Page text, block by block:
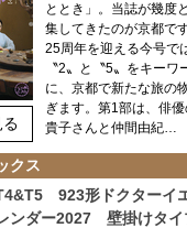
ととき」。当誌が幾度
集してきたのが京都で
25周年を迎える今号で
〝2〟と〝5〟をキーワ
に、京都で新たな旅の
ぎます。第1部は、俳
貴子さんと仲間由紀…
クス
923形ドクターイ
ンダー2027 壁掛けタイ